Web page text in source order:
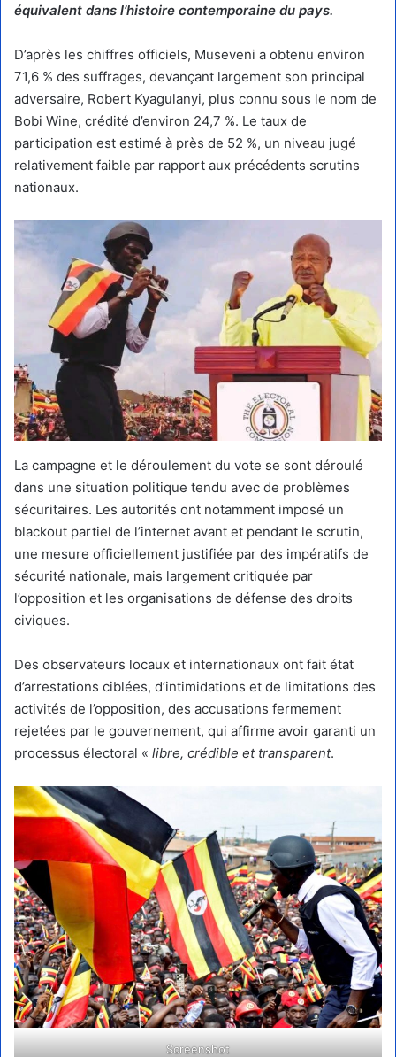
équivalent dans l’histoire contemporaine du pays.
D’après les chiffres officiels, Museveni a obtenu environ
71,6 % des suffrages, devançant largement son principal
adversaire, Robert Kyagulanyi, plus connu sous le nom de
Bobi Wine, crédité d’environ 24,7 %. Le taux de
participation est estimé à près de 52 %, un niveau jugé
relativement faible par rapport aux précédents scrutins
nationaux.
La campagne et le déroulement du vote se sont déroulé
dans une situation politique tendu avec de problèmes
sécuritaires. Les autorités ont notamment imposé un
blackout partiel de l’internet avant et pendant le scrutin,
une mesure officiellement justifiée par des impératifs de
sécurité nationale, mais largement critiquée par
l’opposition et les organisations de défense des droits
civiques.
Des observateurs locaux et internationaux ont fait état
d’arrestations ciblées, d’intimidations et de limitations des
activités de l’opposition, des accusations fermement
rejetées par le gouvernement, qui affirme avoir garanti un
processus électoral « libre, crédible et transparent.
Screenshot